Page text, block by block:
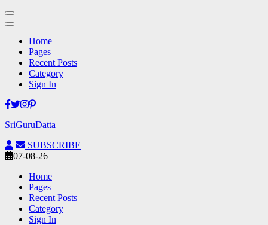
Home
Pages
Recent Posts
Category
Sign In
Skip
content
Enter)
SriGuruDatta
SUBSCRIBE
07-08-26
Home
Pages
Recent Posts
Category
Sign In